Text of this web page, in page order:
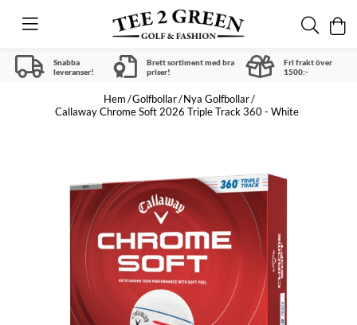
Snabba
leveranser!
Brett sortiment med bra
priser!
Fri frakt över
1500:-
Hem Golfbollar Nya Golfbollar
Callaway Chrome Soft 2026 Triple Track 360 - White